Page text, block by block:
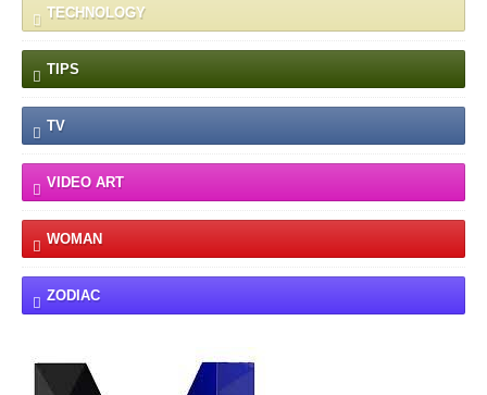
TECHNOLOGY
TIPS
TV
VIDEO ART
WOMAN
ZODIAC